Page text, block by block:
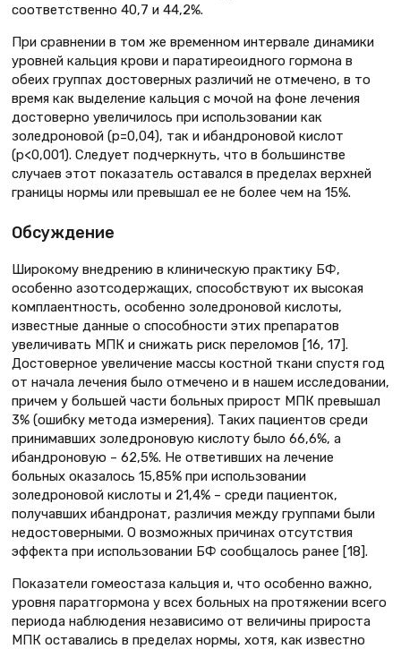
соответственно 40,7 и 44,2%.
При сравнении в том же временном интервале динамики
уровней кальция крови и паратиреоидного гормона в
обеих группах достоверных различий не отмечено, в то
время как выделение кальция с мочой на фоне лечения
достоверно увеличилось при использовании как
золедроновой (р=0,04), так и ибандроновой кислот
(p<0,001). Следует подчеркнуть, что в большинстве
случаев этот показатель оставался в пределах верхней
границы нормы или превышал ее не более чем на 15%.
Обсуждение
Широкому внедрению в клиническую практику БФ,
особенно азотсодержащих, способствуют их высокая
комплаентность, особенно золедроновой кислоты,
известные данные о способности этих препаратов
увеличивать МПК и снижать риск переломов [16, 17].
Достоверное увеличение массы костной ткани спустя год
от начала лечения было отмечено и в нашем исследовании,
причем у большей части больных прирост МПК превышал
3% (ошибку метода измерения). Таких пациентов среди
принимавших золедроновую кислоту было 66,6%, а
ибандроновую – 62,5%. Не ответивших на лечение
больных оказалось 15,85% при использовании
золедроновой кислоты и 21,4% – среди пациенток,
получавших ибандронат, различия между группами были
недостоверными. О возможных причинах отсутствия
эффекта при использовании БФ сообщалось ранее [18].
Показатели гомеостаза кальция и, что особенно важно,
уровня паратгормона у всех больных на протяжении всего
периода наблюдения независимо от величины прироста
МПК оставались в пределах нормы, хотя, как известно